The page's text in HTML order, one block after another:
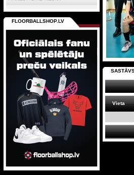
Vieta
FLOORBALLSHOP.LV